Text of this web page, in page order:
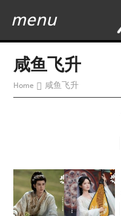
menu
咸鱼飞升
Home 咸鱼飞升